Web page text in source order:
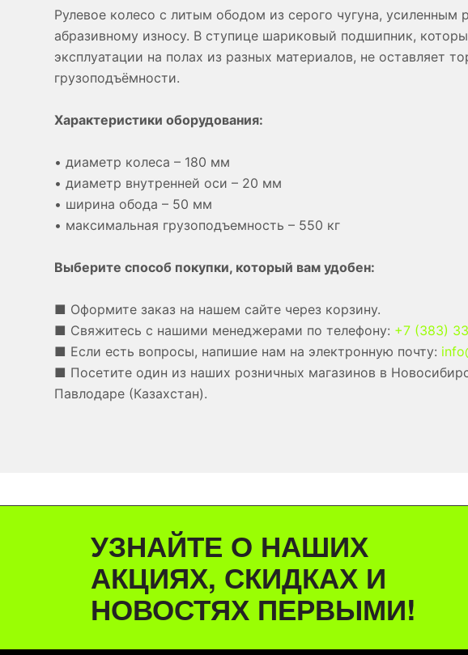
Рулевое колесо с литым ободом из серого чугуна,
абразивному износу. В ступице шариковый подшипник,
эксплуатации на полах из разных материалов, не оставляет
грузоподъёмности.
Характеристики оборудования:
• диаметр колеса – 180 мм
• диаметр внутренней оси – 20 мм
• ширина обода – 50 мм
• максимальная грузоподъемность – 550 кг
Выберите способ покупки, который вам удобен:
■ Оформите заказ на нашем сайте через корзину.
■ Свяжитесь с нашими менеджерами по телефону: +7 (383)
■ Если есть вопросы, напишие нам на электронную почту:
■ Посетите один из наших розничных магазинов в
Павлодаре (Казахстан).
УЗНАЙТЕ О НАШИХ
АКЦИЯХ, СКИДКАХ И
НОВОСТЯХ ПЕРВЫМИ!